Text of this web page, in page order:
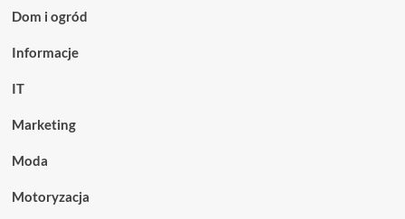
Dom i ogród
Informacje
IT
Marketing
Moda
Motoryzacja